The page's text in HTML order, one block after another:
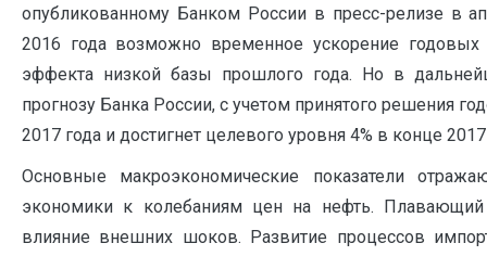
опубликованному Банком России в пресс-релизе в
2016 года возможно временное ускорение годовых
эффекта низкой базы прошлого года. Но в
прогнозу Банка России, с учетом принятого решения
2017 года и достигнет целевого уровня 4% в конце 2017
Основные макроэкономические показатели
экономики к колебаниям цен на нефть. Плавающий
влияние внешних шоков. Развитие процессов